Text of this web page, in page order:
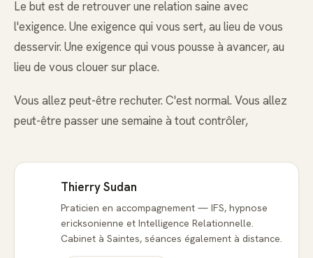
Le but est de retrouver une relation saine avec
l'exigence. Une exigence qui vous sert, au lieu de vous
desservir. Une exigence qui vous pousse à avancer, au
lieu de vous clouer sur place.
Vous allez peut-être rechuter. C'est normal. Vous allez
peut-être passer une semaine à tout contrôler,
Thierry Sudan
Praticien en accompagnement — IFS, hypnose
ericksonienne et Intelligence Relationnelle.
Cabinet à Saintes, séances également à distance.